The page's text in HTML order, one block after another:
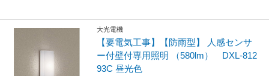
大光電機
【要電気工事】【防雨型】 人感センサ
ー付壁付専用照明 （580lm） DXL-812
93C 昼光色